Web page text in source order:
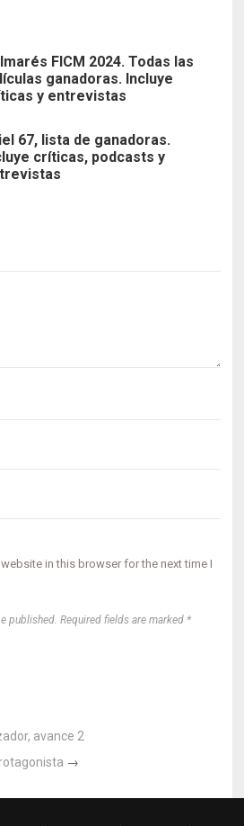
FICM 2024. Todas las
ganadoras. Incluye
y entrevistas
67, lista de ganadoras.
críticas, podcasts y
in this browser for the next time I
published. Required fields are marked *
avance 2
→